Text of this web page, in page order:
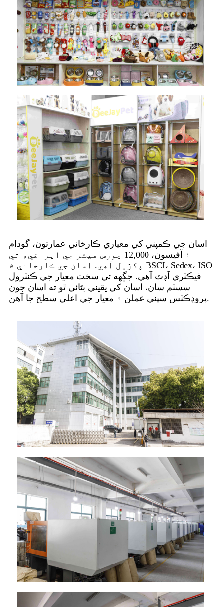
اسان جي ڪمپني کي معياري ڪارخاني عمارتون، گودام
۽ آفيسون، 12,000 چورس ميٽر جي ايراضيء تي
پکڙيل آهي. اسان جي ڪارخاني ۾ BSCI، Sedex، ISO
فيڪٽري آڊٽ آهي. جڳهه تي سخت معيار جي ڪنٽرول
سسٽم سان، اسان کي يقيني بڻائي ٿو ته اسان جون
پروڊڪٽس سڀني عملن ۾ معيار جي اعلي سطح جا آهن.